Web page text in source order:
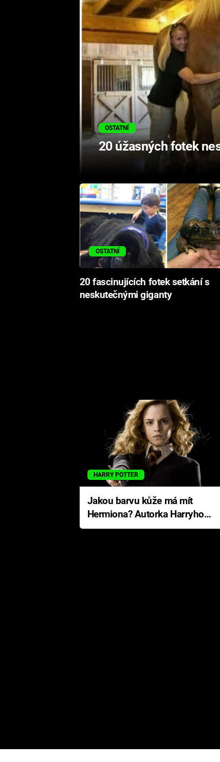
OSTATNÍ
20 úžasných fotek
OSTATNÍ
20 fascinujících fotek setkání s
neskutečnými giganty
HARRY POTTER
Jakou barvu kůže má mít
Hermiona? Autorka Harryho
Pottera přišla s ráznou